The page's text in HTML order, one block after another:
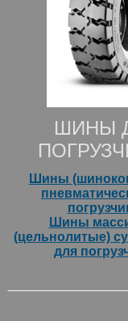
ШИНЫ
Шины
Шины
(цельнолитые)
для